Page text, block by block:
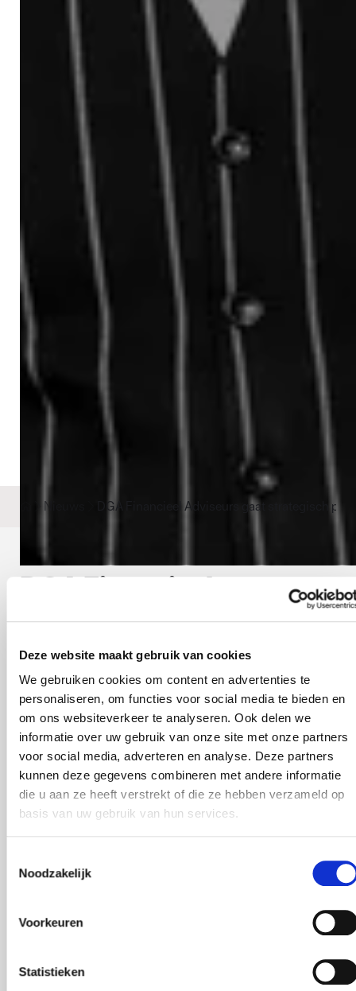
Deze website maakt gebruik van cookies
We gebruiken cookies om content en advertenties te
personaliseren, om functies voor social media te bieden en
om ons websiteverkeer te analyseren. Ook delen we
informatie over uw gebruik van onze site met onze partners
voor social media, adverteren en analyse. Deze partners
kunnen deze gegevens combineren met andere informatie
die u aan ze heeft verstrekt of die ze hebben verzameld op
basis van uw gebruik van hun services.
Noodzakelijk
Voorkeuren
Statistieken
Nieuws DGA Financieel Adviseurs gaat strategisch
DGA Financieel
Adviseurs gaat
strategisch partnership
aan met Söderberg &
Partners
SÖDERBERG & PARTNERS
PUBLICATIEDATUM
01.06.2023
Deel dit artikel
DGA, gespecialiseerd adviesbureau voor
gevestigd in Den Haag, heeft vandaag
gevonden te hebben in Söderberg &